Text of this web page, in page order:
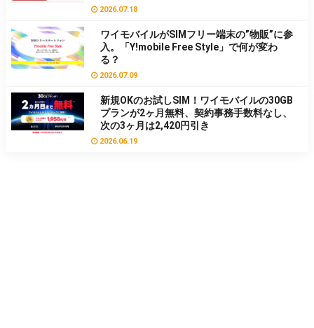
2026.07.18
ワイモバイルがSIMフリー端末の”物販”に参
入。「Y!mobile Free Style」で何が変わ
る？
2026.07.09
新規OKのお試しSIM！ワイモバイルの30GB
プランが2ヶ月無料、契約事務手数料なし、
次の3ヶ月は2,420円引き
2026.06.19